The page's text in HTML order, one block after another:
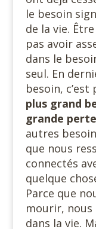
le besoin
de la vie.
pas avoir
dans le
seul. En
besoin,
plus grand
grande
autres
que nous
connectés
quelque
Parce que
mourir, nous
dans la vie.